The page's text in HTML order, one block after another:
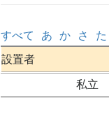
すべて あ か さ た
設置者
私立